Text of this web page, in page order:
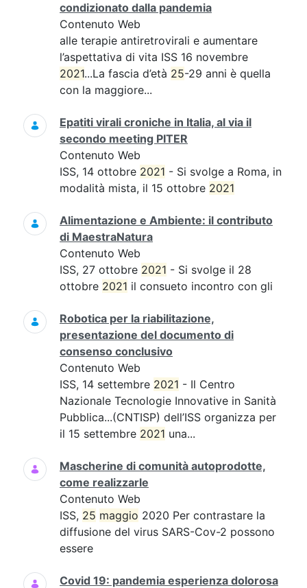
condizionato dalla pandemia
Contenuto Web
alle terapie antiretrovirali e aumentare
l’aspettativa di vita ISS 16 novembre
2021...La fascia d’età 25-29 anni è quella
con la maggiore...
Epatiti virali croniche in Italia, al via il
secondo meeting PITER
Contenuto Web
ISS, 14 ottobre 2021 - Si svolge a Roma, in
modalità mista, il 15 ottobre 2021
Alimentazione e Ambiente: il contributo
di MaestraNatura
Contenuto Web
ISS, 27 ottobre 2021 - Si svolge il 28
ottobre 2021 il consueto incontro con gli
Robotica per la riabilitazione,
presentazione del documento di
consenso conclusivo
Contenuto Web
ISS, 14 settembre 2021 - Il Centro
Nazionale Tecnologie Innovative in Sanità
Pubblica...(CNTISP) dell’ISS organizza per
il 15 settembre 2021 una...
Mascherine di comunità autoprodotte,
come realizzarle
Contenuto Web
ISS, 25 maggio 2020 Per contrastare la
diffusione del virus SARS-Cov-2 possono
essere
Covid 19: pandemia esperienza dolorosa